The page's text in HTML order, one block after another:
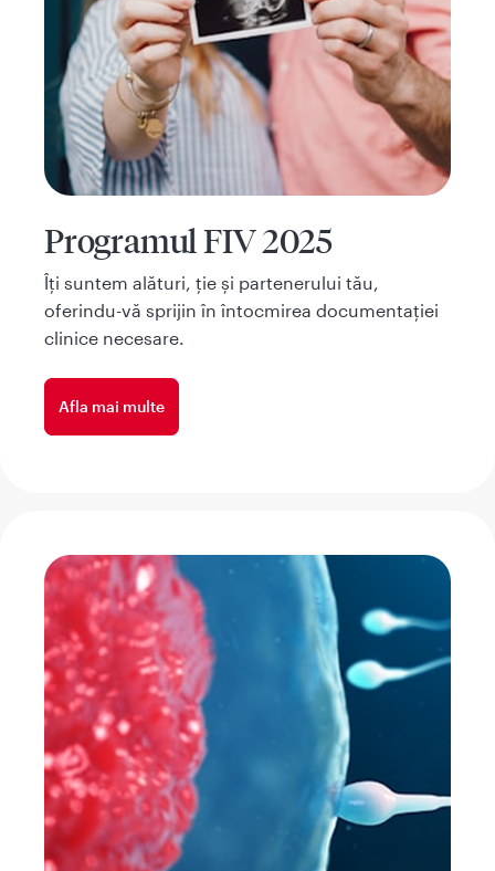
Programul FIV 2025
Îți suntem alături, ție și partenerului tău,
oferindu-vă sprijin în întocmirea documentației
clinice necesare.
Afla mai multe